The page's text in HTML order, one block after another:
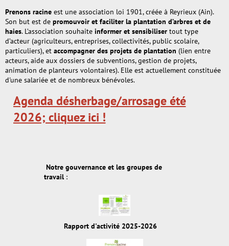
Prenons racine est une association loi 1901, créée à Reyrieux (Ain).
Son but est de promouvoir et faciliter la plantation d’arbres et de
haies. L’association souhaite informer et sensibiliser tout type
d’acteur (agriculteurs, entreprises, collectivités, public scolaire,
particuliers), et accompagner des projets de plantation (lien entre
acteurs, aide aux dossiers de subventions, gestion de projets,
animation de planteurs volontaires). Elle est actuellement constituée
d'une salariée et de nombreux bénévoles.
Agenda désherbage/arrosage été
2026; cliquez ici !
Notre gouvernance et les groupes de
travail:
Rapport d'activité 2025-2026